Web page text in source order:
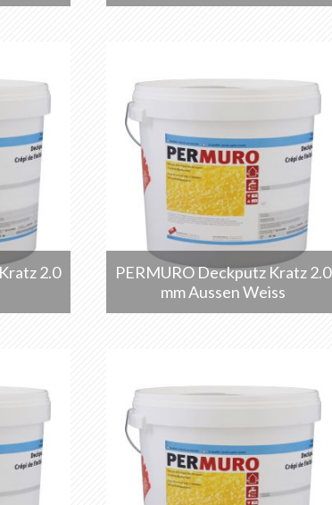
2.0
PERMURO Deckputz Kratz 2.0
mm Aussen Weiss